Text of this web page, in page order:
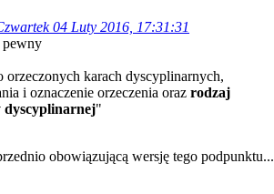
04 Luty 2016, 17:31:31
pewny
orzeczonych karach dyscyplinarnych,
i oznaczenie orzeczenia oraz rodzaj
dyscyplinarnej"
obowiązującą wersję tego podpunktu...